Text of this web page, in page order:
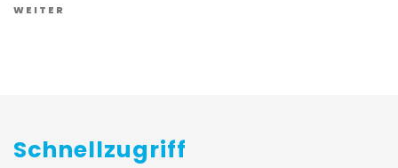
Nächster
WEITER
Schnellzugriff